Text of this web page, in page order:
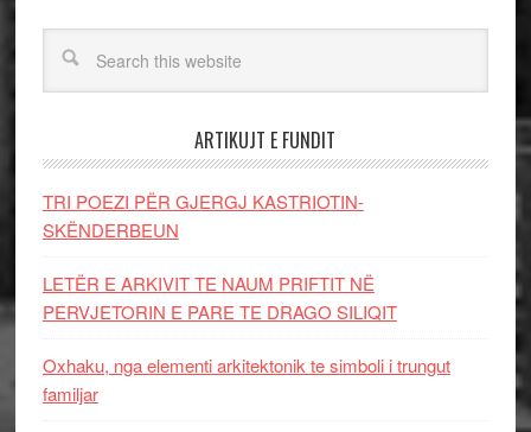
ARTIKUJT E FUNDIT
TRI POEZI PËR GJERGJ KASTRIOTIN-
SKËNDERBEUN
LETËR E ARKIVIT TE NAUM PRIFTIT NË
PERVJETORIN E PARE TE DRAGO SILIQIT
Oxhaku, nga elementi arkitektonik te simboli i trungut
familjar